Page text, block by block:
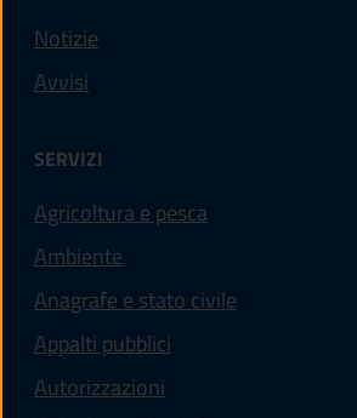
Notizie
Avvisi
SERVIZI
Agricoltura e pesca
Ambiente
Anagrafe e stato civile
Appalti pubblici
Autorizzazioni